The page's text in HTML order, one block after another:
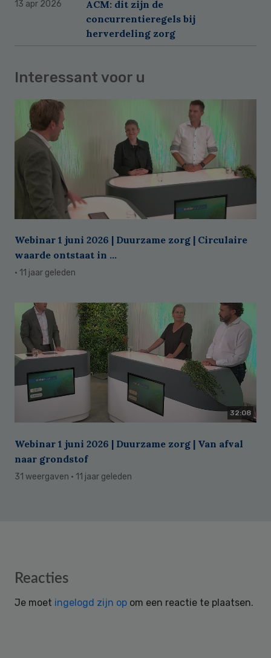
13 apr 2026
ACM: dit zijn de
concurrentieregels bij
herverdeling zorg
Interessant voor u
Webinar 1 juni 2026 | Duurzame zorg | Circulaire
waarde ontstaat in ...
· 11 jaar geleden
32:08
Webinar 1 juni 2026 | Duurzame zorg | Van afval
naar grondstof
31 weergaven · 11 jaar geleden
Reader
Reacties
Je moet ingelogd zijn op om een reactie te plaatsen.